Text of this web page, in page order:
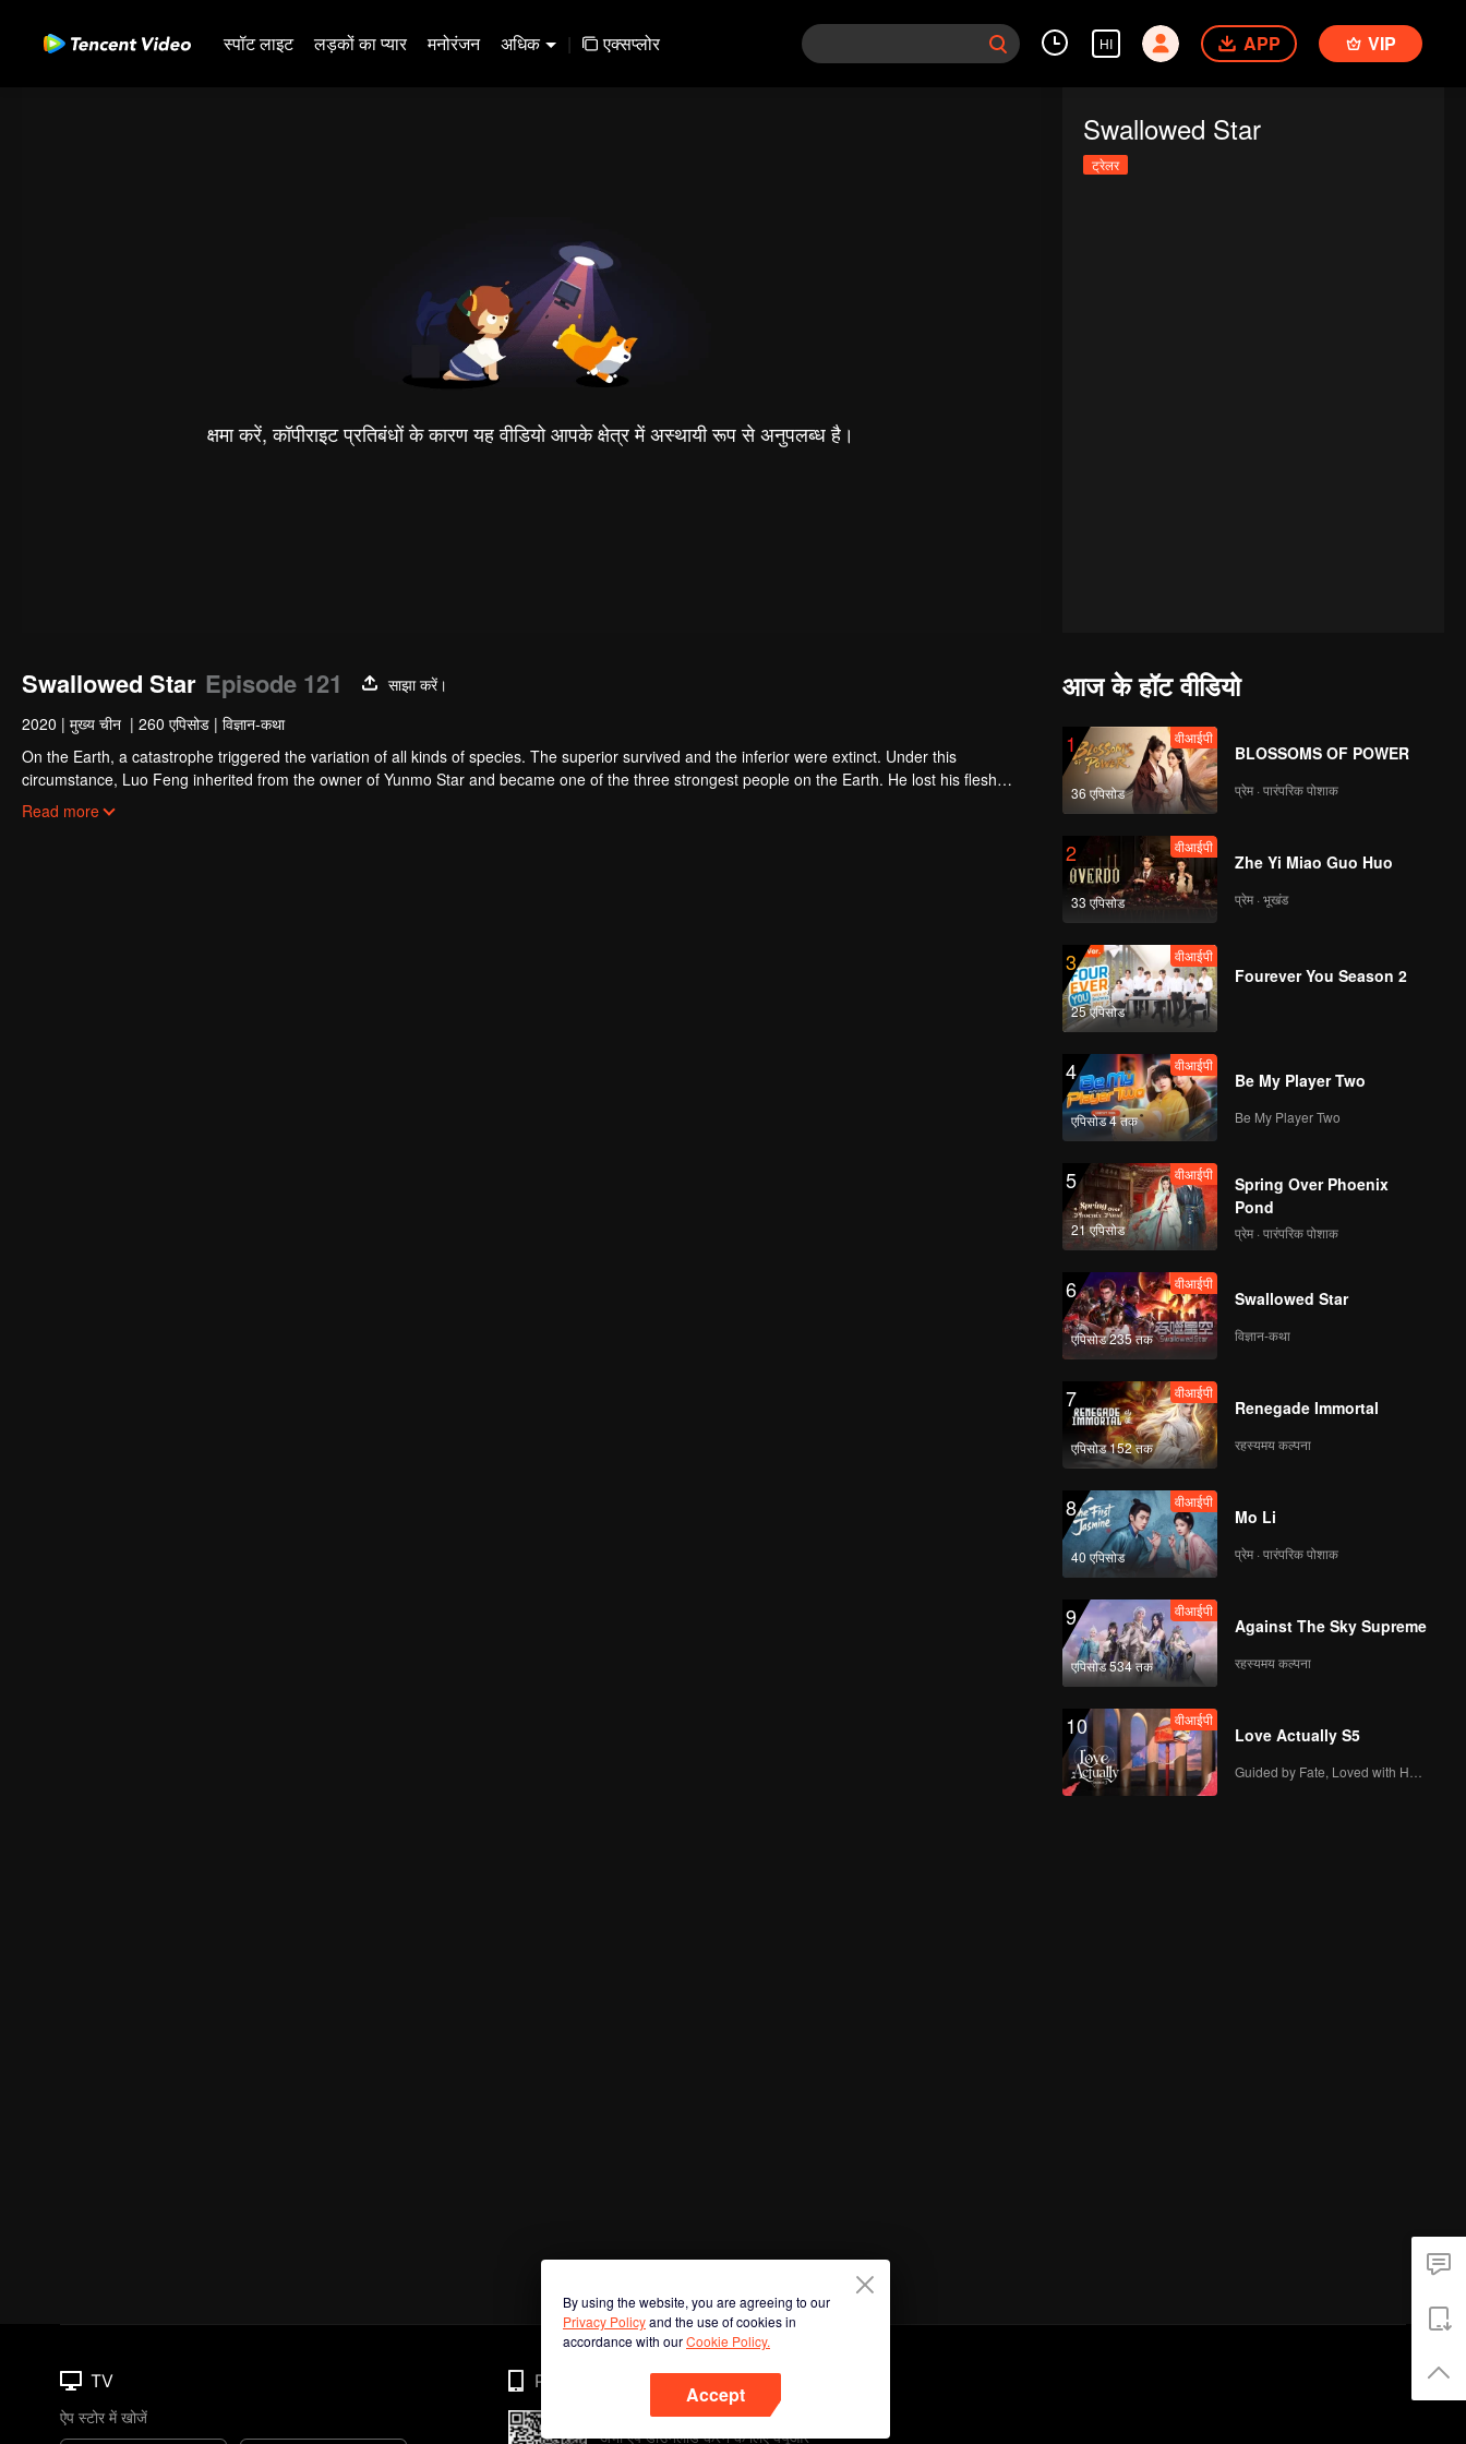
स्पॉट लाइट लड़कों का प्यार मनोरंजन अधिक | एक्सप्लोर HI APP VIP
क्षमा करें, कॉपीराइट प्रतिबंधों के कारण यह वीडियो आपके क्षेत्र में अस्थायी रूप से अनुपलब्ध है।
Swallowed Star
ट्रेलर
Swallowed Star Episode 121
साझा करें।
2020 | मुख्य चीन | 260 एपिसोड | विज्ञान-कथा
On the Earth, a catastrophe triggered the variation of all kinds of species. The superior survived and the inferior were extinct. Under this
circumstance, Luo Feng inherited from the owner of Yunmo Star and became one of the three strongest people on the Earth. He lost his flesh
during the fight against giant swallowed monster but then he took the flesh of the monster. In the flesh, he developed a human body. Later, he
Read more
आज के हॉट वीडियो
1
36 एपिसोड
वीआईपी
BLOSSOMS OF POWER
प्रेम · पारंपरिक पोशाक
2
33 एपिसोड
वीआईपी
Zhe Yi Miao Guo Huo
प्रेम · भूखंड
3
25 एपिसोड
वीआईपी
Fourever You Season 2
4
एपिसोड 4 तक
वीआईपी
Be My Player Two
Be My Player Two
5
21 एपिसोड
वीआईपी
Spring Over Phoenix
Pond
प्रेम · पारंपरिक पोशाक
6
एपिसोड 235 तक
वीआईपी
Swallowed Star
विज्ञान-कथा
7
एपिसोड 152 तक
वीआईपी
Renegade Immortal
रहस्यमय कल्पना
8
40 एपिसोड
वीआईपी
Mo Li
प्रेम · पारंपरिक पोशाक
9
एपिसोड 534 तक
वीआईपी
Against The Sky Supreme
रहस्यमय कल्पना
10 वीआईपी
Love Actually S5
By using the website, you are agreeing to our
Privacy Policyand the use of cookies in
accordance with ourCookie Policy.
Accept
TV
ऐप स्टोर में खोजें
Phone
अभी ऐप डाउनलोड करने के लिए क्यूआर